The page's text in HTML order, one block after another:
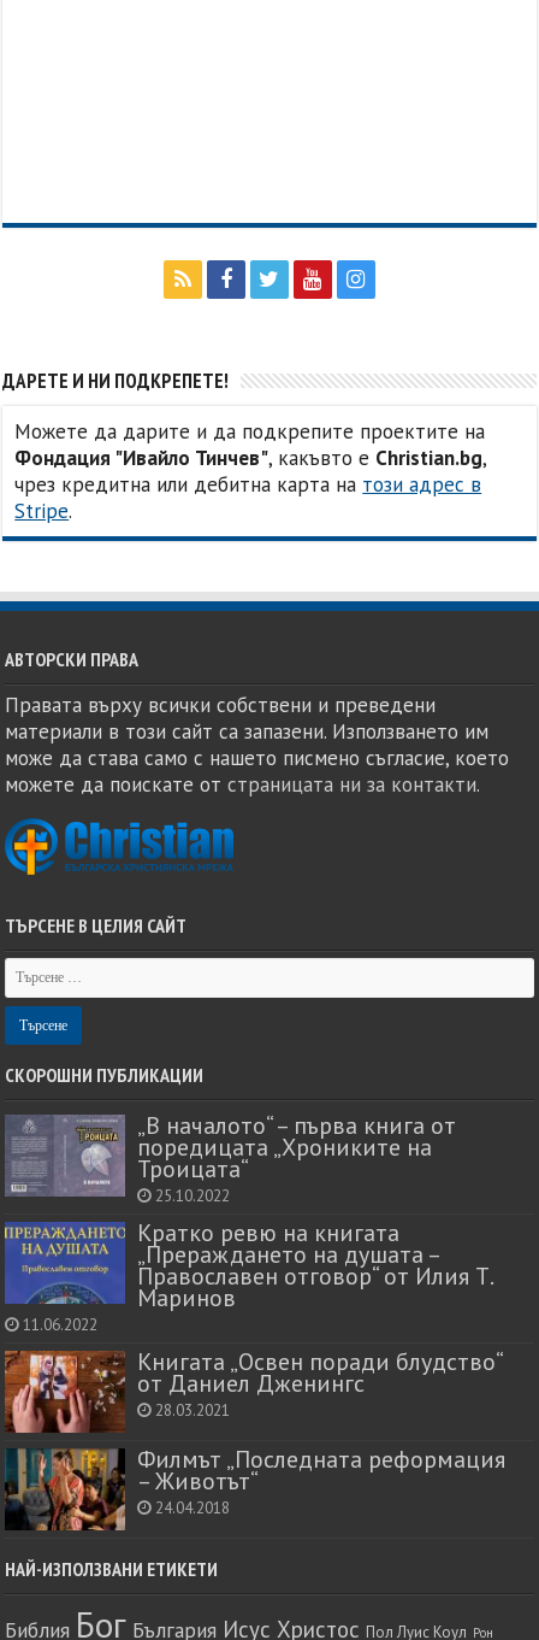
ДАРЕТЕ И НИ ПОДКРЕПЕТЕ!
Можете да дарите и да подкрепите проектите на
Фондация "Ивайло Тинчев", какъвто е Christian.bg,
чрез кредитна или дебитна карта на този адрес в
Stripe.
АВТОРСКИ ПРАВА
Правата върху всички собствени и преведени
материали в този сайт са запазени. Използването им
може да става само с нашето писмено съгласие, което
можете да поискате отстраницата ни за контакти.
ТЪРСЕНЕ В ЦЕЛИЯ САЙТ
СКОРОШНИ ПУБЛИКАЦИИ
„В началото“ – първа книга от
поредицата „Хрониките на
Троицата“
25.10.2022
Кратко ревю на книгата
„Прераждането на душата –
Православен отговор“ от Илия Т.
Маринов
11.06.2022
Книгата „Освен поради блудство“
от Даниел Дженингс
28.03.2021
Филмът „Последната реформация
– Животът“
24.04.2018
НАЙ-ИЗПОЛЗВАНИ ЕТИКЕТИ
Библия Бог България Исус Христос Пол Луис Коул Рон